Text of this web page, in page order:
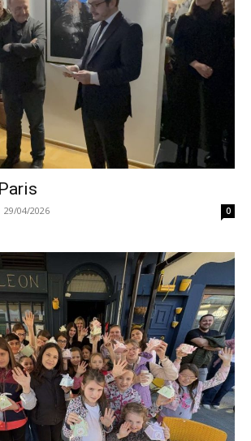
29/04/2026 0